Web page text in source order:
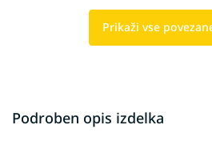
Prikaži vse
Podroben opis izdelka